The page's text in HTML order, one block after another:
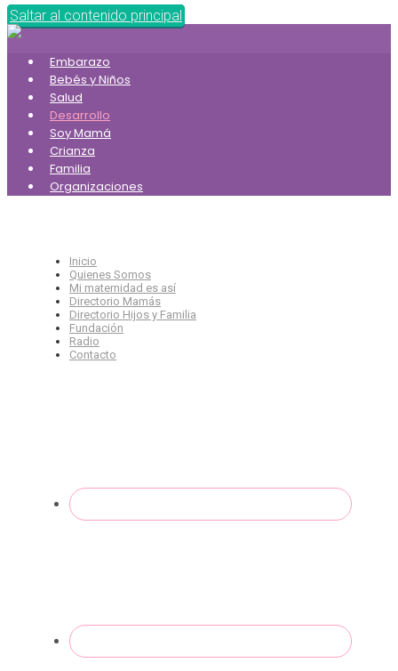
Saltar al contenido principal
Embarazo
Bebés y Niños
Salud
Desarrollo
Soy Mamá
Crianza
Familia
Organizaciones
Inicio
Quienes Somos
Mi maternidad es así
Directorio Mamás
Directorio Hijos y Familia
Fundación
Radio
Contacto